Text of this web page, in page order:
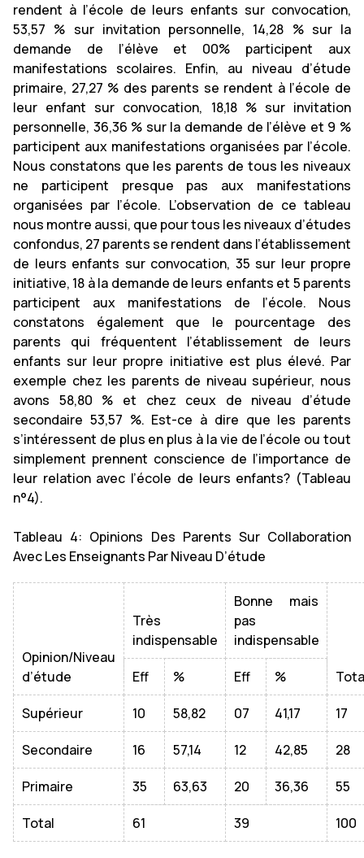
rendent à l’école de leurs enfants sur convocation,
53,57 % sur invitation personnelle, 14,28 % sur la
demande de l’élève et 00% participent aux
manifestations scolaires. Enfin, au niveau d’étude
primaire, 27,27 % des parents se rendent à l’école de
leur enfant sur convocation, 18,18 % sur invitation
personnelle, 36,36 % sur la demande de l’élève et 9 %
participent aux manifestations organisées par l’école.
Nous constatons que les parents de tous les niveaux
ne participent presque pas aux manifestations
organisées par l’école. L’observation de ce tableau
nous montre aussi, que pour tous les niveaux d’études
confondus, 27 parents se rendent dans l’établissement
de leurs enfants sur convocation, 35 sur leur propre
initiative, 18 à la demande de leurs enfants et 5 parents
participent aux manifestations de l’école. Nous
constatons également que le pourcentage des
parents qui fréquentent l’établissement de leurs
enfants sur leur propre initiative est plus élevé. Par
exemple chez les parents de niveau supérieur, nous
avons 58,80 % et chez ceux de niveau d’étude
secondaire 53,57 %. Est-ce à dire que les parents
s’intéressent de plus en plus à la vie de l’école ou tout
simplement prennent conscience de l’importance de
leur relation avec l’école de leurs enfants? (Tableau
n°4).
Tableau 4: Opinions Des Parents Sur Collaboration
Avec Les Enseignants Par Niveau D’étude
Opinion/Niveau
d’étude
Très
indispensable
Bonne mais
pas
indispensable
Eff % Eff %
Supérieur 10 58,82 07 41,17 17
Secondaire 16 57,14 12 42,85 28
Primaire 35 63,63 20 36,36 55
Total 61 39 100